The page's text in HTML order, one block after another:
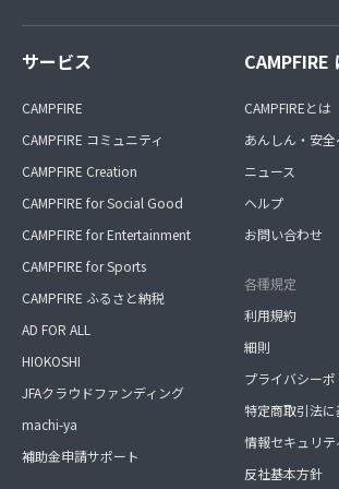
サービス
CAMPFIRE
CAMPFIRE コミュニティ
CAMPFIRE Creation
CAMPFIRE for Social Good
CAMPFIRE for Entertainment
CAMPFIRE for Sports
CAMPFIRE ふるさと納税
AD FOR ALL
HIOKOSHI
JFAクラウドファンディング
machi-ya
補助金申請サポート
CAMPFIRE
CAMPFIREとは
あんしん・安
ニュース
ヘルプ
お問い合わせ
各種規定
利用規約
細則
プライバシーポ
特定商取引法
情報セキュリテ
反社基本方針